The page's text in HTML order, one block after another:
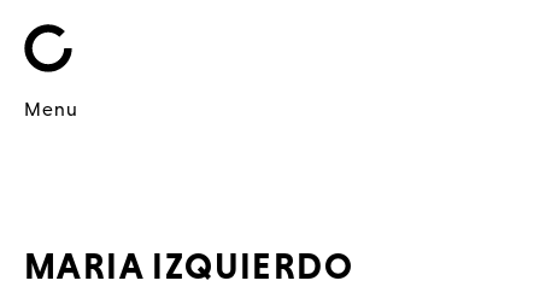
Menu
MARIA IZQUIERDO